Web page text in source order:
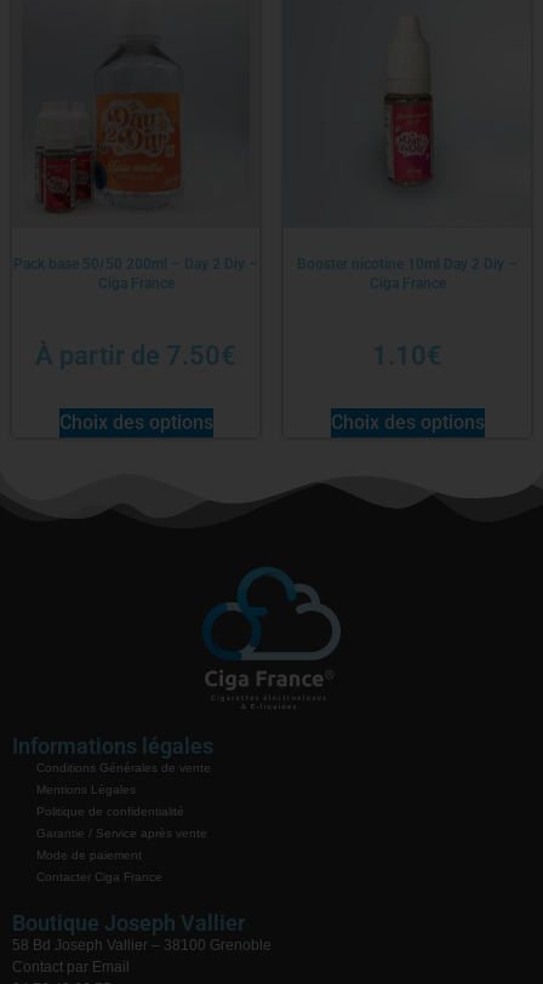
Pack base 50/50 200ml – Day 2 Diy –
Ciga France
À partir de 7.50€
Choix des options
Booster nicotine 10ml Day 2 Diy –
Ciga France
1.10€
Choix des options
Informations légales
Conditions Générales de vente
Mentions Légales
Politique de confidentialité
Garantie / Service après vente
Mode de paiement
Contacter Ciga France
Boutique Joseph Vallier
58 Bd Joseph Vallier – 38100 Grenoble
Contact par Email